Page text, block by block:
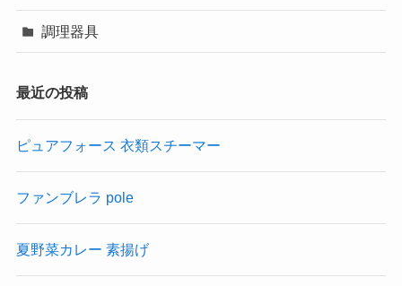
調理器具
最近の投稿
ピュアフォース 衣類スチーマー
ファンブレラ pole
夏野菜カレー 素揚げ